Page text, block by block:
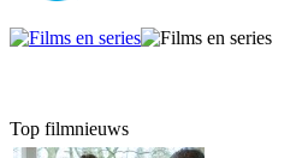
Top filmnieuws